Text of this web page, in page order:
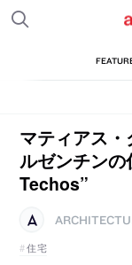
マティアス
ルゼンチンの
Techos”
住宅